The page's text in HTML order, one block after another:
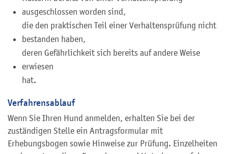
ausgeschlossen worden sind,
die den praktischen Teil einer Verhaltensprüfung nicht
bestanden haben,
deren Gefährlichkeit sich bereits auf andere Weise
erwiesen
hat.
Verfahrensablauf
Wenn Sie Ihren Hund anmelden, erhalten Sie bei der
zuständigen Stelle ein Antragsformular mit
Erhebungsbogen sowie Hinweise zur Prüfung. Einzelheiten